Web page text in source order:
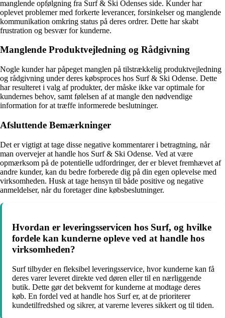
manglende opfølgning fra Surf & Ski Odenses side. Kunder har
oplevet problemer med forkerte leverancer, forsinkelser og manglende
kommunikation omkring status på deres ordrer. Dette har skabt
frustration og besvær for kunderne.
Manglende Produktvejledning og Rådgivning
Nogle kunder har påpeget manglen på tilstrækkelig produktvejledning
og rådgivning under deres købsproces hos Surf & Ski Odense. Dette
har resulteret i valg af produkter, der måske ikke var optimale for
kundernes behov, samt følelsen af at mangle den nødvendige
information for at træffe informerede beslutninger.
Afsluttende Bemærkninger
Det er vigtigt at tage disse negative kommentarer i betragtning, når
man overvejer at handle hos Surf & Ski Odense. Ved at være
opmærksom på de potentielle udfordringer, der er blevet fremhævet af
andre kunder, kan du bedre forberede dig på din egen oplevelse med
virksomheden. Husk at tage hensyn til både positive og negative
anmeldelser, når du foretager dine købsbeslutninger.
Hvordan er leveringsservicen hos Surf, og hvilke
fordele kan kunderne opleve ved at handle hos
virksomheden?
Surf tilbyder en fleksibel leveringsservice, hvor kunderne kan få
deres varer leveret direkte ved døren eller til en nærliggende
butik. Dette gør det bekvemt for kunderne at modtage deres
køb. En fordel ved at handle hos Surf er, at de prioriterer
kundetilfredshed og sikrer, at varerne leveres sikkert og til tiden.